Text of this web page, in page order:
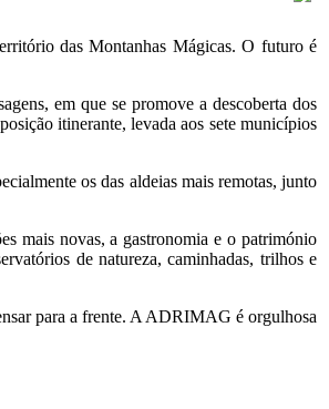
das Montanhas Mágicas. O futuro é
em que se promove a descoberta dos
itinerante, levada aos sete municípios
os das aldeias mais remotas, junto
mais novas, a gastronomia e o património
de natureza, caminhadas, trilhos e
para a frente. A ADRIMAG é orgulhosa